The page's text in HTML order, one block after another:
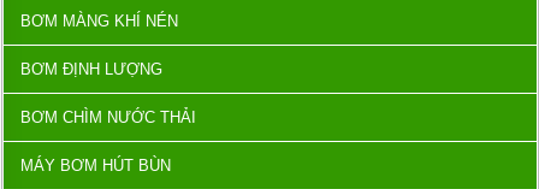
BƠM MÀNG KHÍ NÉN
BƠM ĐỊNH LƯỢNG
BƠM CHÌM NƯỚC THẢI
MÁY BƠM HÚT BÙN